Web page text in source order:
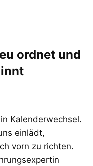
ordnet und
Kalenderwechsel.
einlädt,
vorn zu richten.